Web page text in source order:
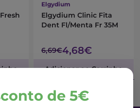
de 5€
Elgydium
Elgydium Clinic Fita
Dent Fl/Menta Fr 35M
6,69€4,68€
Adicionar ao Carrinho